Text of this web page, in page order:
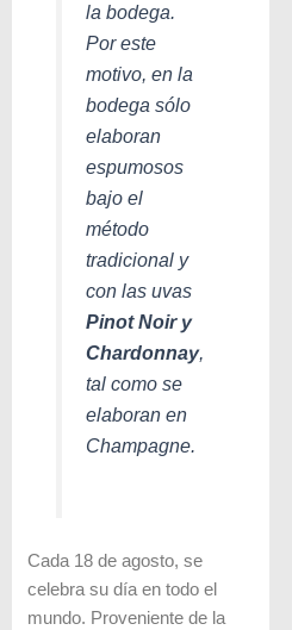
la bodega.
Por este
motivo, en la
bodega sólo
elaboran
espumosos
bajo el
método
tradicional y
con las uvas
Pinot Noir y
Chardonnay,
tal como se
elaboran en
Champagne.
Cada 18 de agosto, se
celebra su día en todo el
mundo. Proveniente de la